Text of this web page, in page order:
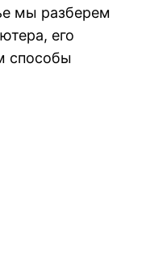
мы разберем
его
способы